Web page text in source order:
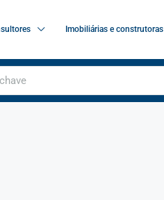
Imobiliárias e construtoras